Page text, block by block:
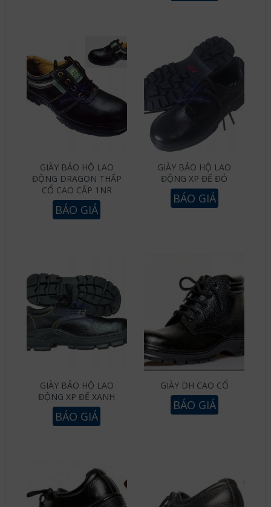
GIÀY BẢO HỘ LAO
ĐỘNG DRAGON THẤP
CỔ CAO CẤP 1NR
BÁO GIÁ
GIÀY BẢO HỘ LAO
ĐỘNG XP ĐẾ ĐỎ
BÁO GIÁ
GIÀY BẢO HỘ LAO
ĐỘNG XP ĐẾ XANH
BÁO GIÁ
GIÀY DH CAO CỔ
BÁO GIÁ